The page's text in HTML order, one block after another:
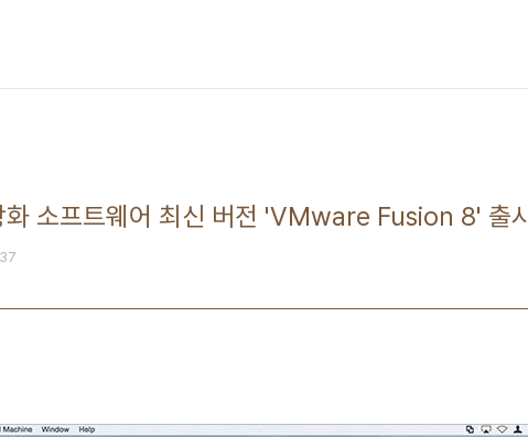
소프트웨어 최신 버전 'VMware Fusion 8' 출시